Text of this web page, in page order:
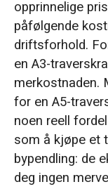
opprinnelige
påfølgende
driftsforhold.
en A3-
merkostnaden.
for en A5-
noen reell
som å kjøpe et
bypendling: de
deg ingen